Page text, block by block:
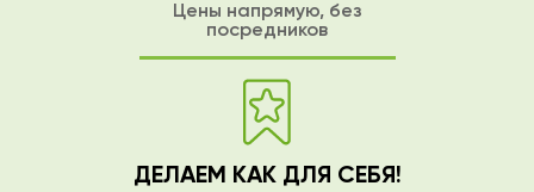
Цены напрямую, без
посредников
ДЕЛАЕМ КАК ДЛЯ СЕБЯ!